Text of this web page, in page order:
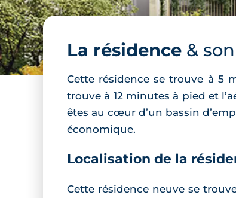
La résidence &
Cette résidence se trouve à 5
trouve à 12 minutes à pied et
êtes au cœur d’un bassin
économique.
Localisation de la
Cette résidence neuve se